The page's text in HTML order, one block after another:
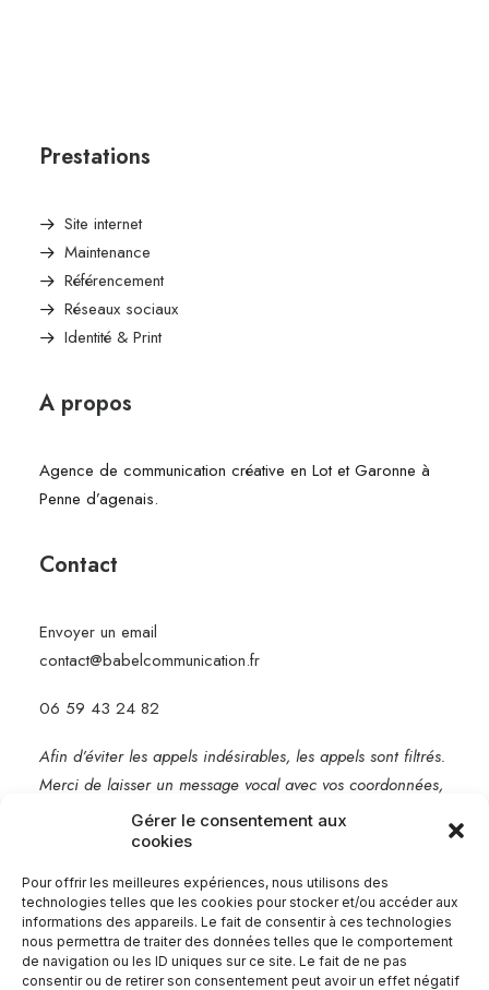
Gérer le consentement aux
cookies
Pour offrir les meilleures expériences, nous utilisons des
technologies telles que les cookies pour stocker et/ou accéder aux
informations des appareils. Le fait de consentir à ces technologies
nous permettra de traiter des données telles que le comportement
de navigation ou les ID uniques sur ce site. Le fait de ne pas
consentir ou de retirer son consentement peut avoir un effet négatif
Prestations
Site internet
Maintenance
Référencement
Réseaux sociaux
Identité & Print
A propos
Agence de communication créative en Lot et Garonne à
Penne d’agenais.
Contact
Envoyer un email
contact@babelcommunication.fr
06 59 43 24 82
Afin d’éviter les appels indésirables, les appels sont filtrés.
Merci de laisser un message vocal avec vos coordonnées,
je vous rappelle rapidement.
Mentions légales